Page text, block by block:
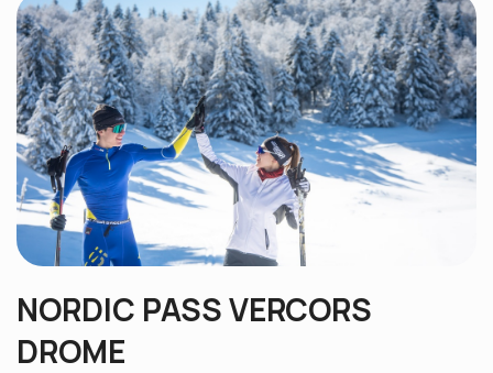
NORDIC PASS VERCORS
DROME